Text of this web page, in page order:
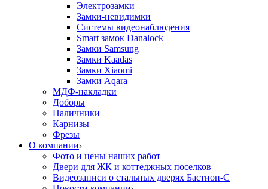
Электрозамки
Замки-невидимки
Системы видеонаблюдения
Smart замок Danalock
Замки Samsung
Замки Kaadas
Замки Xiaomi
Замки Aqara
МДФ-накладки
Доборы
Наличники
Карнизы
Фрезы
О компании
Фото и цены наших работ
Двери для ЖК и коттеджных поселков
Видеозаписи о стальных дверях Бастион-С